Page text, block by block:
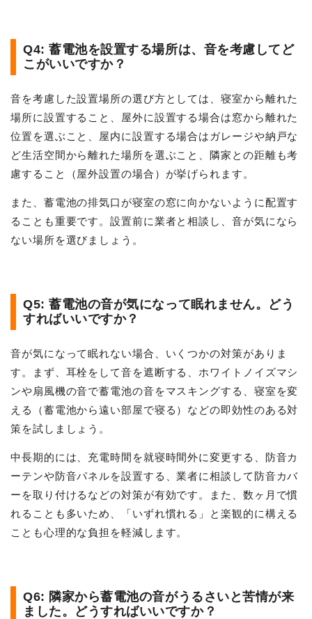
Q4: 蓄電池を設置する場所は、音を考慮してど
こがいいですか？
音を考慮した設置場所の選び方としては、寝室から離れた
場所に設置すること、屋外に設置する場合は窓から離れた
位置を選ぶこと、屋内に設置する場合はガレージや納戸な
ど生活空間から離れた場所を選ぶこと、隣家との距離も考
慮すること（屋外設置の場合）が挙げられます。
また、蓄電池の排気口が寝室の窓に向かないように配置す
ることも重要です。設置前に業者と相談し、音が気になら
ない場所を選びましょう。
Q5: 蓄電池の音が気になって眠れません。どう
すればいいですか？
音が気になって眠れない場合、いくつかの対策がありま
す。まず、耳栓をして音を遮断する、ホワイトノイズマシ
ンや扇風機の音で蓄電池の音をマスキングする、寝室を変
える（蓄電池から遠い部屋で寝る）などの即効性のある対
策を試しましょう。
中長期的には、充電時間を就寝時間外に変更する、防音カ
ーテンや防音パネルを設置する、業者に相談して防音カバ
ーを取り付けるなどの対策が有効です。また、数ヶ月で慣
れることも多いため、「いずれ慣れる」と楽観的に構える
ことも心理的な負担を軽減します。
Q6: 隣家から蓄電池の音がうるさいと苦情が来
ました。どうすればいいですか？